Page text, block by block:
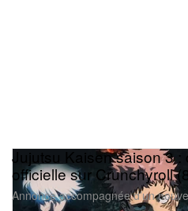
Jujutsu Kaisen saison 3 :
officielle sur Crunchyroll
Annonce accompagnée d’un